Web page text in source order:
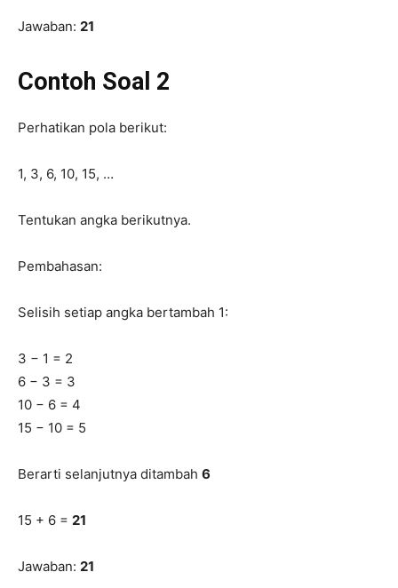
Jawaban: 21
Contoh Soal 2
Perhatikan pola berikut:
1, 3, 6, 10, 15, …
Tentukan angka berikutnya.
Pembahasan:
Selisih setiap angka bertambah 1:
3 − 1 = 2
6 − 3 = 3
10 − 6 = 4
15 − 10 = 5
Berarti selanjutnya ditambah 6
15 + 6 = 21
Jawaban: 21